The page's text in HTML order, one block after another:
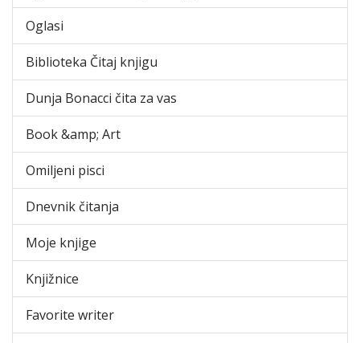
Oglasi
Biblioteka Čitaj knjigu
Dunja Bonacci čita za vas
Book &amp; Art
Omiljeni pisci
Dnevnik čitanja
Moje knjige
Knjižnice
Favorite writer